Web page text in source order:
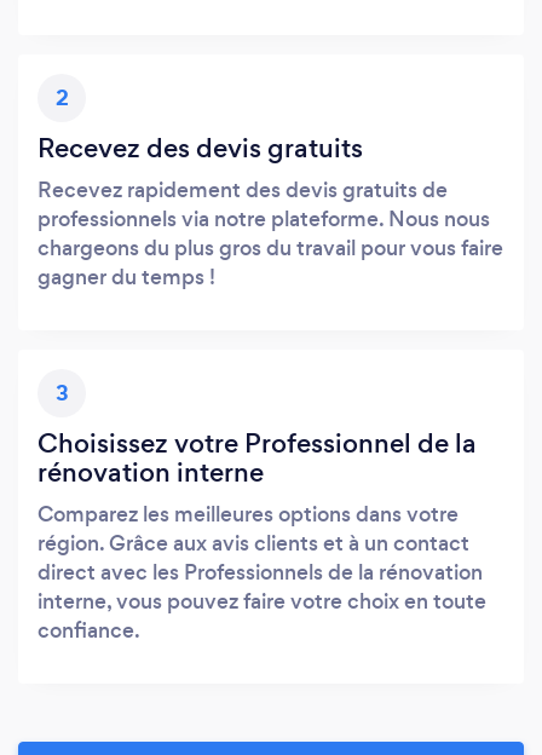
2
Recevez des devis gratuits
Recevez rapidement des devis gratuits de
professionnels via notre plateforme. Nous nous
chargeons du plus gros du travail pour vous faire
gagner du temps !
3
Choisissez votre Professionnel de la
rénovation interne
Comparez les meilleures options dans votre
région. Grâce aux avis clients et à un contact
direct avec les Professionnels de la rénovation
interne, vous pouvez faire votre choix en toute
confiance.